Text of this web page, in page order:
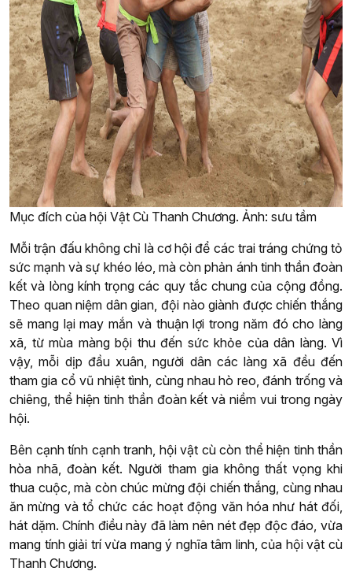
Mục đích của hội Vật Cù Thanh Chương. Ảnh: sưu tầm
Mỗi trận đấu không chỉ là cơ hội để các trai tráng chứng tỏ
sức mạnh và sự khéo léo, mà còn phản ánh tinh thần đoàn
kết và lòng kính trọng các quy tắc chung của cộng đồng.
Theo quan niệm dân gian, đội nào giành được chiến thắng
sẽ mang lại may mắn và thuận lợi trong năm đó cho làng
xã, từ mùa màng bội thu đến sức khỏe của dân làng. Vì
vậy, mỗi dịp đầu xuân, người dân các làng xã đều đến
tham gia cổ vũ nhiệt tình, cùng nhau hò reo, đánh trống và
chiêng, thể hiện tinh thần đoàn kết và niềm vui trong ngày
hội.
Bên cạnh tính cạnh tranh, hội vật cù còn thể hiện tinh thần
hòa nhã, đoàn kết. Người tham gia không thất vọng khi
thua cuộc, mà còn chúc mừng đội chiến thắng, cùng nhau
ăn mừng và tổ chức các hoạt động văn hóa như hát đối,
hát dặm. Chính điều này đã làm nên nét đẹp độc đáo, vừa
mang tính giải trí vừa mang ý nghĩa tâm linh, của hội vật cù
Thanh Chương.